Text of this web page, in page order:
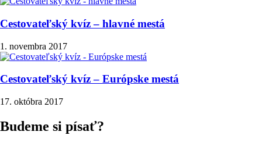
Cestovateľský kvíz – hlavné mestá
1. novembra 2017
Cestovateľský kvíz – Európske mestá
17. októbra 2017
Budeme si písať?